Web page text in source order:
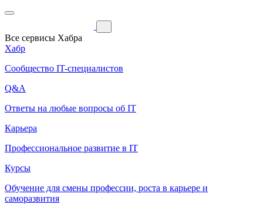
Все сервисы Хабра
Хабр
Сообщество IT-специалистов
Q&A
Ответы на любые вопросы об IT
Карьера
Профессиональное развитие в IT
Курсы
Обучение для смены профессии, роста в карьере и
саморазвития